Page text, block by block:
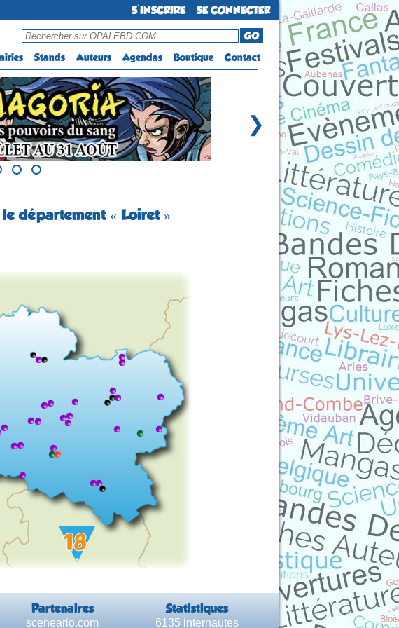
S'INSCRIRE
SE CONNECTER
GO
Stands Auteurs Agendas Boutique Contact
❯
département « Loiret »
Partenaires Statistiques
sceneario.com 6135 internautes